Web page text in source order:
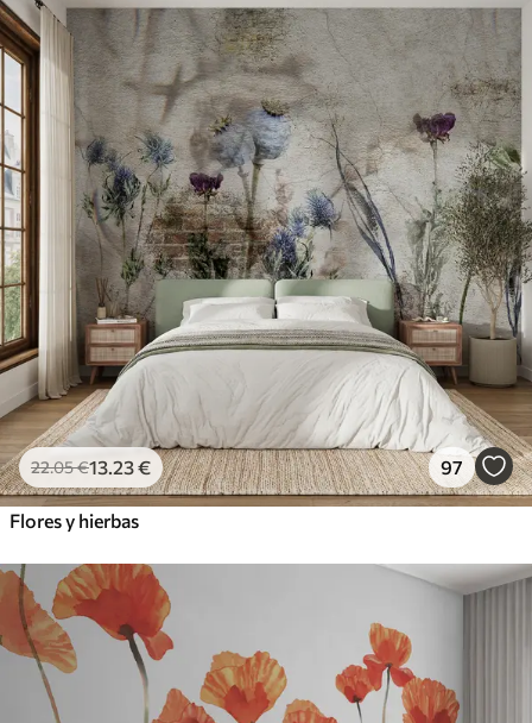
22.05€13 .23€ 97
Flores y hierbas